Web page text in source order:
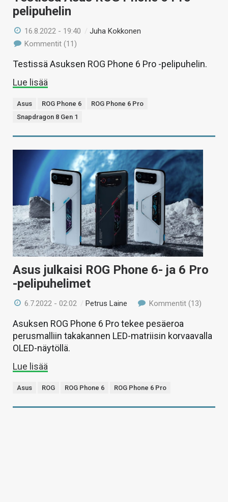
pelipuhelin
16.8.2022 - 19:40 /Juha Kokkonen
Kommentit (11)
Testissä Asuksen ROG Phone 6 Pro -pelipuhelin.
Lue lisää
Asus ROG Phone 6
ROG Phone 6 Pro
Snapdragon 8 Gen 1
Asus julkaisi ROG Phone 6- ja 6 Pro
-pelipuhelimet
6.7.2022 - 02:02 / Petrus Laine Kommentit (13)
Asuksen ROG Phone 6 Pro tekee pesäeroa
perusmalliin takakannen LED-matriisin korvaavalla
OLED-näytöllä.
Lue lisää
Asus ROG ROG Phone 6 ROG Phone 6 Pro